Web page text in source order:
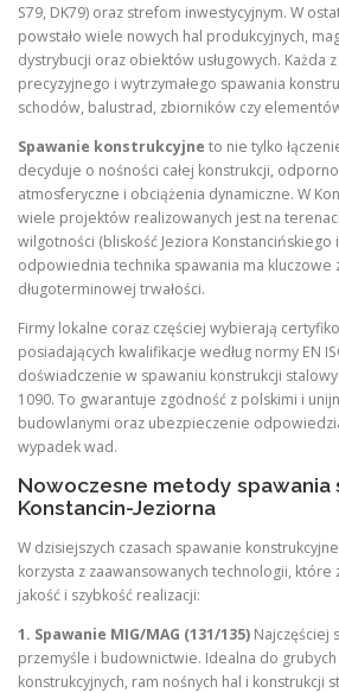
S79, DK79) oraz strefom inwestycyjnym. W
powstało wiele nowych hal produkcyjnych,
dystrybucji oraz obiektów usługowych. Każda
precyzyjnego i wytrzymałego spawania
schodów, balustrad, zbiorników czy
Spawanie konstrukcyjne to nie tylko
decyduje o nośności całej konstrukcji,
atmosferyczne i obciążenia dynamiczne. W
wiele projektów realizowanych jest na
wilgotności (bliskość Jeziora Konstancińskiego
odpowiednia technika spawania ma kluczowe
długoterminowej trwałości.
Firmy lokalne coraz częściej wybierają
posiadających kwalifikacje według normy EN
doświadczenie w spawaniu konstrukcji
1090. To gwarantuje zgodność z polskimi i
budowlanymi oraz ubezpieczenie
wypadek wad.
Nowoczesne metody spawania
Konstancin-Jeziorna
W dzisiejszych czasach spawanie
korzysta z zaawansowanych technologii, które
jakość i szybkość realizacji:
1. Spawanie MIG/MAG (131/135) Najczęściej
przemyśle i budownictwie. Idealna do
konstrukcyjnych, ram nośnych hal i konstrukcji